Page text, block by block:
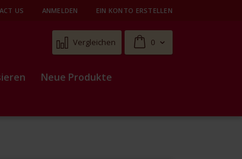
US ANMELDEN EIN KONTO ERSTELLEN
Cart
0
Vergleichen
Neue Produkte